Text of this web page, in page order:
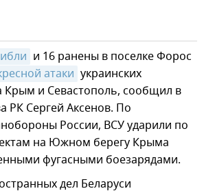
и 16 ранены в поселке Форос
атаки украинских
Крым и Севастополь, сообщил в
РК Сергей Аксенов. По
России, ВСУ ударили по
на Южном берегу Крыма
фугасными боезарядами.
дел Беларуси